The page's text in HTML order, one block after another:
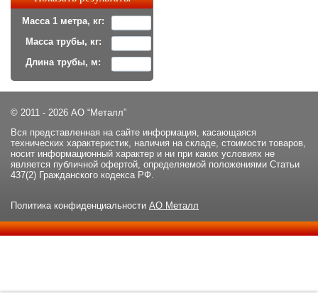
Масса 1 метра, кг:
Масса трубы, кг:
Длина трубы, м:
© 2011 - 2026 АО “Металл”
Вся представленная на сайте информация, касающаяся
технических характеристик, наличия на складе, стоимости товаров,
носит информационный характер и ни при каких условиях не
является публичной офертой, определяемой положениями Статьи
437(2) Гражданского кодекса РФ.
Политика конфиденциальности АО Металл